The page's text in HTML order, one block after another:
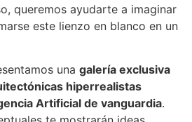
queremos ayudarte a imaginar
este lienzo en blanco en un
una galería exclusiva
hiperrealistas
Artificial de vanguardia.